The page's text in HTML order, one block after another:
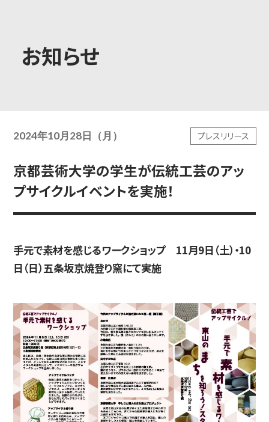
高校生・受験生の方 在学生の方
教育・社会連携
学生生活・就職
入試情報
お知らせ
2024年10月28日（月） プレスリリース
京都芸術大学の学生が伝統工芸のアッ
プサイクルイベントを実施！
手元で素材を感じるワークショップ 11月9日（土）・10
日（日）五条坂京焼登り窯にて実施